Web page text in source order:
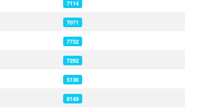
7114
7071
7732
7292
5136
8149